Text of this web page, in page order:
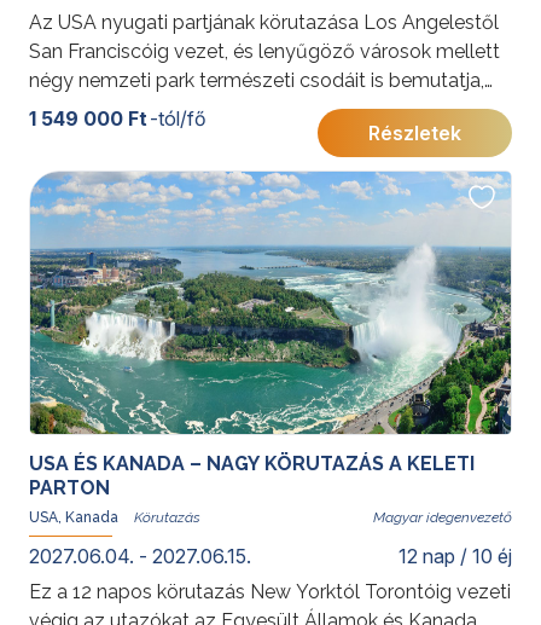
Az USA nyugati partjának körutazása Los Angelestől
San Franciscóig vezet, és lenyűgöző városok mellett
négy nemzeti park természeti csodáit is bemutatja,
köztük a Grand Canyon és Bryce Canyon különleges
tájait. A sztárok városától a szürreális kőoszlopokig ez
az út az amerikai természet és városi élet legjavát
kínálja.
További érdekességekért az Amerikai Egyesült
Államokról kattintson ide.
1 549 000 Ft -tól/fő
Részletek
USA ÉS KANADA – NAGY KÖRUTAZÁS A KELETI
PARTON
USA, Kanada Magyar idegenvezető
2027.06.04. - 2027.06.15. 12 nap / 10 éj
Ez a 12 napos körutazás New Yorktól Torontóig vezeti